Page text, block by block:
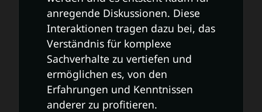
anregende Diskussionen. Diese
Interaktionen tragen dazu bei, das
Verständnis für komplexe
Sachverhalte zu vertiefen und
ermöglichen es, von den
Erfahrungen und Kenntnissen
anderer zu profitieren.